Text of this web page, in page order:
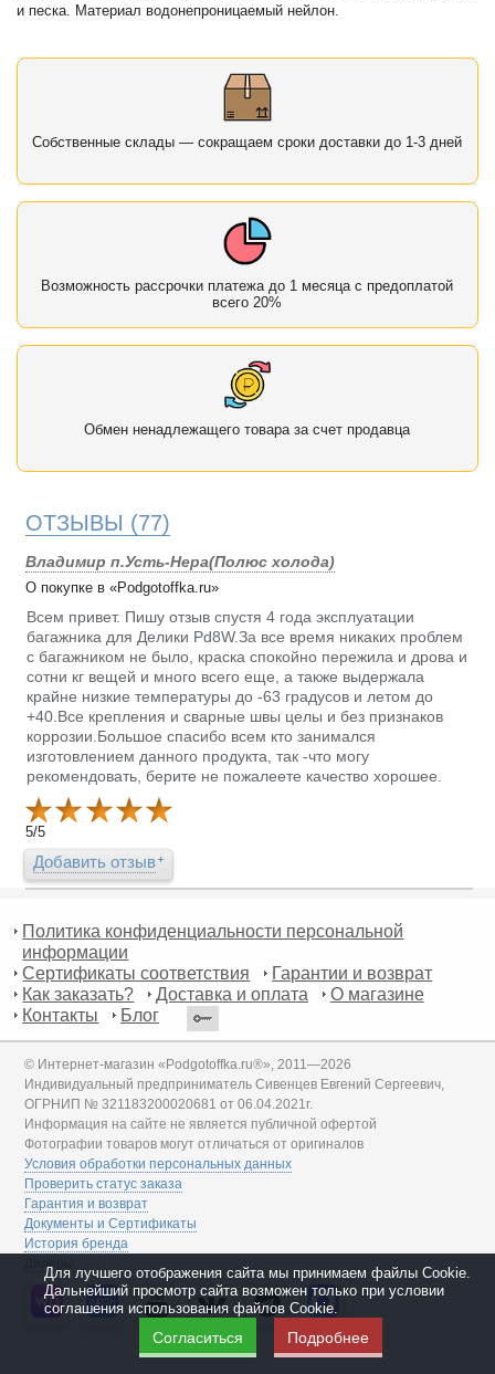
и песка. Материал водонепроницаемый нейлон.
Собственные склады — сокращаем сроки доставки до 1-3 дней
Возможность рассрочки платежа до 1 месяца с предоплатой
всего 20%
Обмен ненадлежащего товара за счет продавца
ОТЗЫВЫ (77)
Владимир п.Усть-Нера(Полюс холода)
О покупке в «Podgotoffka.ru»
Всем привет. Пишу отзыв спустя 4 года эксплуатации
багажника для Делики Pd8W.За все время никаких проблем
с багажником не было, краска спокойно пережила и дрова и
сотни кг вещей и много всего еще, а также выдержала
крайне низкие температуры до -63 градусов и летом до
+40.Все крепления и сварные швы целы и без признаков
коррозии.Большое спасибо всем кто занимался
изготовлением данного продукта, так -что могу
рекомендовать, берите не пожалеете качество хорошее.
5/5
Добавить отзыв
Политика конфиденциальности персональной
информации
Сертификаты соответствия
Гарантии и возврат
Как заказать?
Доставка и оплата
О магазине
Контакты
Блог
© Интернет-магазин «Podgotoffka.ru®», 2011—2026
Индивидуальный предприниматель Сивенцев Евгений Сергеевич,
ОГРНИП № 321183200020681 от 06.04.2021г.
Информация на сайте не является публичной офертой
Фотографии товаров могут отличаться от оригиналов
Условия обработки персональных данных
Проверить статус заказа
Гарантия и возврат
Документы и Сертификаты
История бренда
Дилеры
Для лучшего отображения сайта мы принимаем файлы Cookie.
Дальнейший просмотр сайта возможен только при условии
соглашения использования файлов Cookie.
Согласиться Подробнее